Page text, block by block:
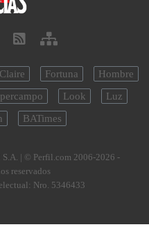
Fortuna
Hombre
Look
Luz
BATimes
| © Perfil.com 2006-2026 -
reservados
Nro. 5346433